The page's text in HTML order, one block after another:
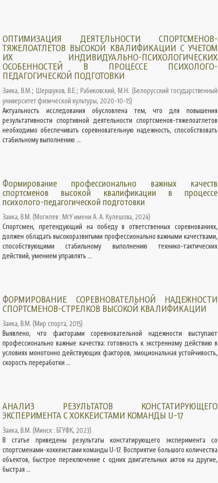
ОПТИМИЗАЦИЯ ДЕЯТЕЛЬНОСТИ СПОРТСМЕНОВ-
ТЯЖЕЛОАТЛЕТОВ ВЫСОКОЙ КВАЛИФИКАЦИИ С УЧЕТОМ
ИХ ИНДИВИДУАЛЬНО-ПСИХОЛОГИЧЕСКИХ
ОСОБЕННОСТЕЙ В ПРОЦЕССЕ ПСИХОЛОГО-
ПЕДАГОГИЧЕСКОЙ ПОДГОТОВКИ
Заика, В.М.; Шершуков, В.Е.; Рабиковский, М.Н. (Белорусский государственный
университет физической культуры, 2020-10-15)
Актуальность исследования обусловлена ​​тем, что для повышения
результативности спортивной деятельности спортсменов-тяжелоатлетов
необходимо обеспечивать соревновательную надежность, способствовать
стабильному выполнению ...
Формирование профессионально важных качеств
спортсменов высокой квалификации в процессе
психолого-педагогической подготовки
Заика, В.М. (Могилев : МгУ имени А. А. Кулешова, 2024)
Спортсмен, претендующий на победу в ответственных соревнованиях,
должен обладать высокоразвитыми профессионально важными качествами,
способствующими стабильному выполнению технико-тактических
действий, умением управлять ...
ФОРМИРОВАНИЕ СОРЕВНОВАТЕЛЬНОЙ НАДЕЖНОСТИ
СПОРТСМЕНОВ-СТРЕЛКОВ ВЫСОКОЙ КВАЛИФИКАЦИИ
Заика, В.М. (Мир спорта, 2015)
Выявлено, что факторами соревновательной надежности выступают
профессионально важные качества: готовность к экстренному действию в
условиях монотонно действующих факторов, эмоциональная устойчивость,
скорость переработки ...
АНАЛИЗ РЕЗУЛЬТАТОВ КОНСТАТИРУЮЩЕГО
ЭКСПЕРИМЕНТА С ХОККЕИСТАМИ КОМАНДЫ U-17
Заика, В.М. (Минск : БГУФК, 2023)
В статье приведены результаты констатирующего эксперимента со
спортсменами-хоккеистами команды U-17. Восприятие большого количества
объектов, быстрое переключение с одних двигательных актов на другие,
быстрая ...